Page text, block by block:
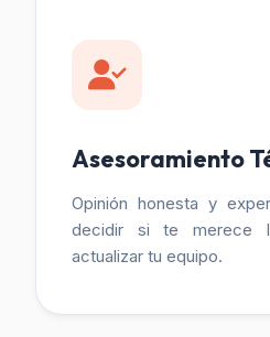
Asesoramiento
Opinión honesta y
decidir si te merece
actualizar tu equipo.